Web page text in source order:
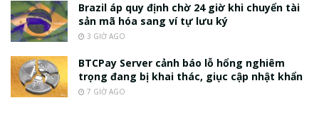
Brazil áp quy định chờ 24 giờ khi chuyển tài
sản mã hóa sang ví tự lưu ký
3 GIỜ AGO
BTCPay Server cảnh báo lỗ hổng nghiêm
trọng đang bị khai thác, giục cập nhật khẩn
7 GIỜ AGO